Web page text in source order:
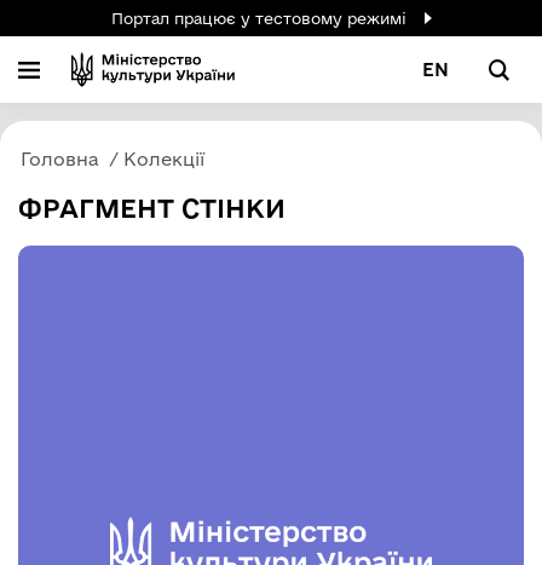
Портал працює у тестовому режимі
EN
Головна Колекції
ФРАГМЕНТ СТІНКИ